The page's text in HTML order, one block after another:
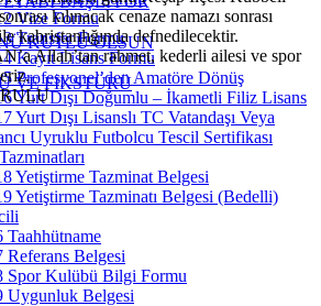
KUTLU OLSUN
VE FİKSTÜRÜ
Vize Formu
Transfer Formu
Kayıt Lisans Formu
Profesyonel’den Amatöre Dönüş
Yurt Dışı Doğumlu – İkametli Filiz Lisans
Yurt Dışı Lisanslı TC Vatandaşı Veya
Uyruklu Futbolcu Tescil Sertifikası
Yetiştirme Tazminat Belgesi
Yetiştirme Tazminatı Belgesi (Bedelli)
Taahhütname
Referans Belgesi
Spor Kulübü Bilgi Formu
Uygunluk Belgesi
kılınacak cenaze namazı sonrası
kabristanlığında defnedilecektir.
Allah’tan rahmet, kederli ailesi ve spor